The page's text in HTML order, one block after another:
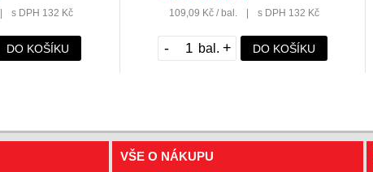
s DPH 132 Kč
DO KOŠÍKU
109,09 Kč / bal.
s DPH 132 Kč
- + DO KOŠÍKU
VŠE O NÁKUPU